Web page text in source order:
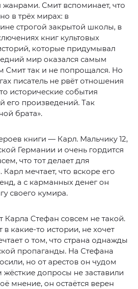
жанрами. Смит вспоминает, что
в трёх мирах: в
строгой закрытой школы, в
книг культовых
которые придумывал
мир оказался самым
Смит так и не попрощался. Но
писатель не рвёт отношения
исторические события
его произведений. Так
брата».
книги — Карл. Мальчику 12,
Германии и очень гордится
что тот делает для
мечтает, что вскоре его
а с карманных денег он
своего кумира.
Карла Стефан совсем не такой.
какие-то истории, не хочет
о том, что страна однажды
пропаганды. На Стефана
но от арестов он чудом
жёсткие допросы не заставили
мнение, он остаётся верен